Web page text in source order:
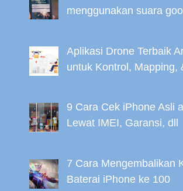
menggunakan suara
Aplikasi Drone Terbaik
untuk Kontrol, Mapping,
9 Cara Cek iPhone Asli
Lewat IMEI, Garansi, dll
7 Cara Mengembalikan
Baterai iPhone ke 100